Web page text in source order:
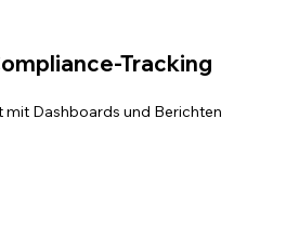
Tracking
mit Dashboards und Berichten